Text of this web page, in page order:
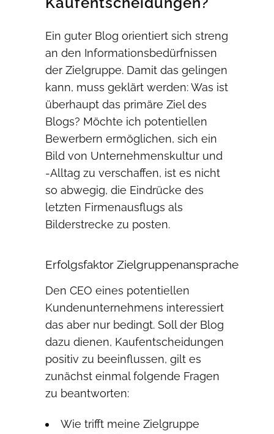
Ein guter Blog orientiert sich streng
an den Informationsbedürfnissen
der Zielgruppe. Damit das gelingen
kann, muss geklärt werden: Was ist
überhaupt das primäre Ziel des
Blogs? Möchte ich potentiellen
Bewerbern ermöglichen, sich ein
Bild von Unternehmenskultur und
-Alltag zu verschaffen, ist es nicht
so abwegig, die Eindrücke des
letzten Firmenausflugs als
Bilderstrecke zu posten.
Erfolgsfaktor Zielgruppenansprache
Den CEO eines potentiellen
Kundenunternehmens interessiert
das aber nur bedingt. Soll der Blog
dazu dienen, Kaufentscheidungen
positiv zu beeinflussen, gilt es
zunächst einmal folgende Fragen
zu beantworten:
Wie trifft meine Zielgruppe